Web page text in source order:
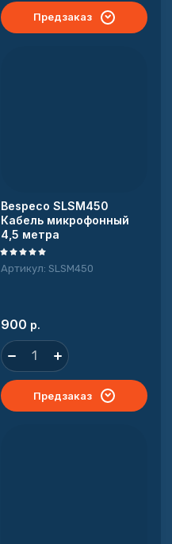
Предзаказ
Bespeco SLSM450
Кабель микрофонный
4,5 метра
Артикул: SLSM450
900 р.
Предзаказ